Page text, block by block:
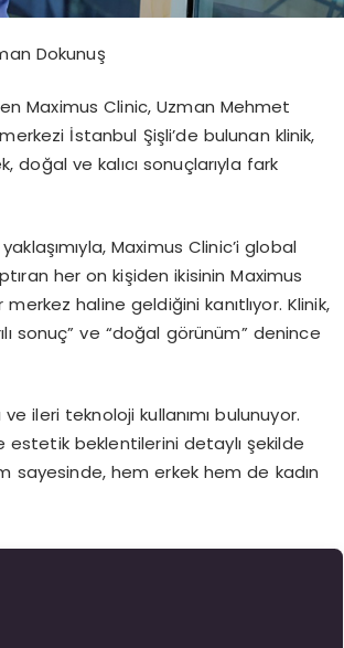
Dokunuş
Maximus Clinic, Uzman Mehmet
İstanbul Şişli’de bulunan klinik,
doğal ve kalıcı sonuçlarıyla fark
Maximus Clinic’i global
her on kişiden ikisinin Maximus
haline geldiğini kanıtlıyor. Klinik,
sonuç” ve “doğal görünüm” denince
ve ileri teknoloji kullanımı bulunuyor.
estetik beklentilerini detaylı şekilde
sayesinde, hem erkek hem de kadın